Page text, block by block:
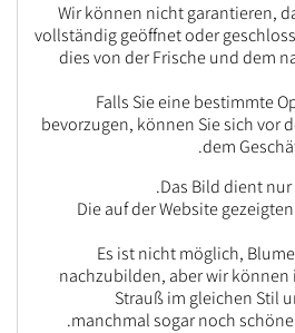
Wir können nicht garantieren,
vollständig geöffnet oder
dies von der Frische und dem
Falls Sie eine bestimmte
bevorzugen, können Sie sich vor
dem
Das Bild dient
Die auf der Website
Es ist nicht möglich,
nachzubilden, aber wir
Strauß im gleichen Stil
manchmal sogar noch